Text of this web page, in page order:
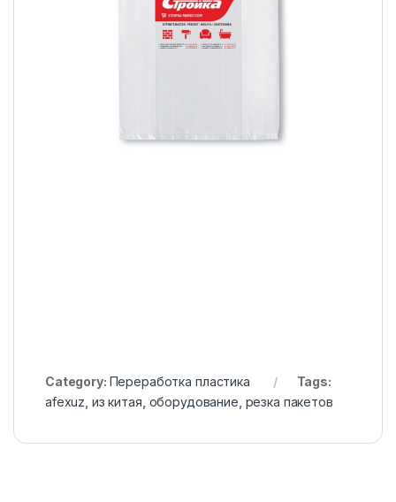
Category: Переработка пластика
Tags:
afexuz из китая оборудование резка пакетов